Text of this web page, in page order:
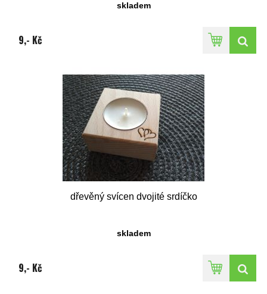
skladem
9,- Kč
dřevěný svícen dvojité srdíčko
skladem
9,- Kč